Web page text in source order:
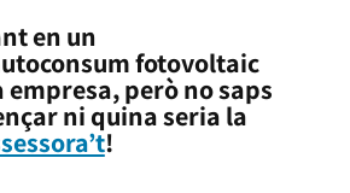
en un
fotovoltaic
empresa, però no saps
ni quina seria la
!